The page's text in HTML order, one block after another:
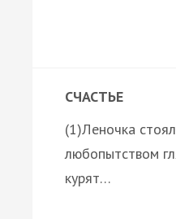
СЧАСТЬЕ
(1)Леночка
любопытством
курят…